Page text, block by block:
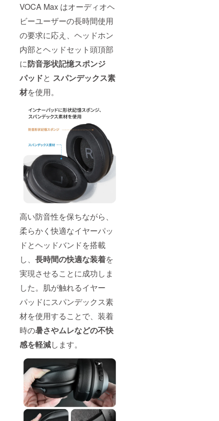
VOCA Max はオーディオヘ
ビーユーザーの長時間使用
の要求に応え、ヘッドホン
内部とヘッドセット頭頂部
に防音形状記憶スポンジ
パッドと スパンデックス素
材を使用。
高い防音性を保ちながら、
柔らかく快適なイヤーパッ
ドとヘッドバンドを搭載
し、 長時間の快適な装着を
実現させることに成功しま
した。肌が触れるイヤー
パッドにスパンデックス素
材を使用することで、装着
時の暑さやムレなどの不快
感を軽減します。